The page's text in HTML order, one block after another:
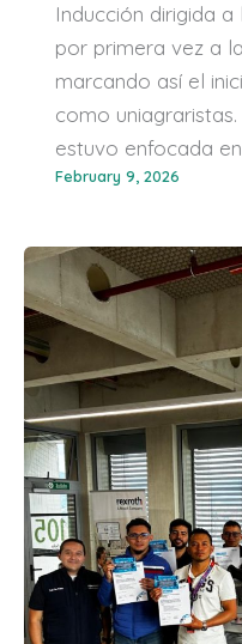
Inducción dirigida
por primera vez a
marcando así el
como
estuvo enfocada
February 9, 2026